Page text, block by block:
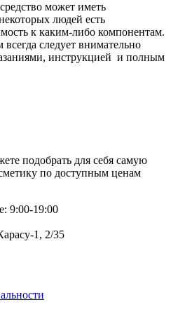
может иметь
людей есть
к каким-либо компонентам.
следует внимательно
инструкцией и полным
подобрать для себя самую
по доступным ценам
9:00-19:00
1, 2/35